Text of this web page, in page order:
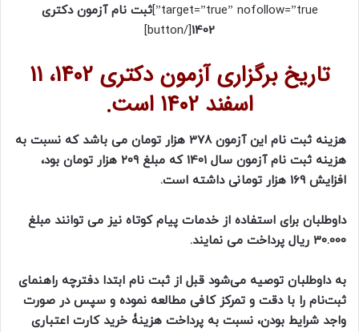
target=”true” nofollow=”true”] ثبت نام آزمون دکتری
1402
[/button]
تاریخ برگزاری آزمون دکتری 1402، 11
اسفند 1402 است.
هزینه ثبت نام این آزمون 378 هزار تومان می باشد که نسبت به
هزینه ثبت نام آزمون سال 1401 که مبلغ ۲۰۹ هزار تومان بود،
افزایش 169 هزار تومانی داشته است.
داوطلبان برای استفاده از خدمات پیام کوتاه نیز می توانند مبلغ
30.000 ریال پرداخت می نمایند.
به داوطلبان توصیه می‌شود قبل از ثبت نام ابتدا دفترچه راهنمای
ثبت‌نام را با دقت و تمرکز کافی مطالعه نموده و سپس در صورت
واجد شرایط بودن، نسبت به پرداخت هزینۀ خرید کارت اعتباری